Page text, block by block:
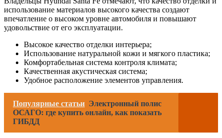
использование материалов высокого качества создают
впечатление о высоком уровне автомобиля и повышают
удовольствие от его эксплуатации.
Высокое качество отделки интерьера;
Использование натуральной кожи и мягкого пластика;
Комфортабельная система контроля климата;
Качественная акустическая система;
Удобное расположение элементов управления.
Популярные статьи Электронный полис
ОСАГО: где купить онлайн, как показать
ГИБДД